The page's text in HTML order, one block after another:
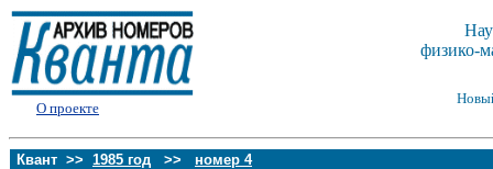
О проекте
физико-
Квант >> 1985 год >> номер 4